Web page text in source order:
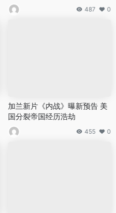
487 0
加兰新片《内战》曝新预告 美
国分裂帝国经历浩劫
455 0